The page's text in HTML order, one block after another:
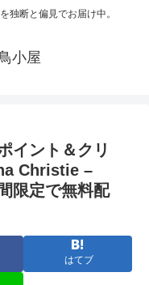
独断と偏見でお届け中。
小屋
イント＆クリ
Christie –
限定で無料配
はてブ